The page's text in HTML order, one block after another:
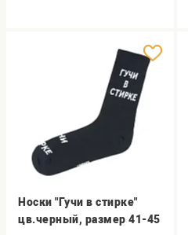
Носки "Гучи в стирке"
цв.черный, размер 41-45